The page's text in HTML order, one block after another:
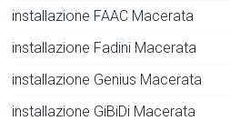
installazione FAAC Macerata
installazione Fadini Macerata
installazione Genius Macerata
installazione GiBiDi Macerata